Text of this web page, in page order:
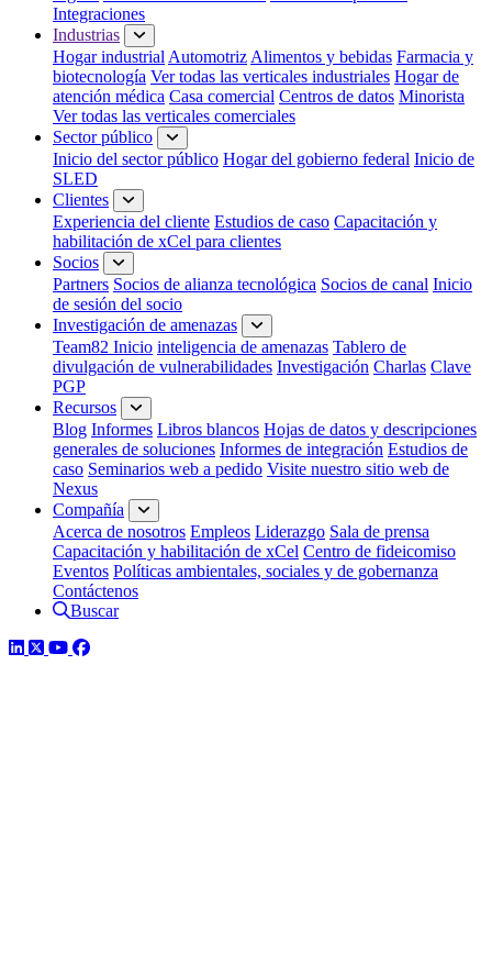
Integraciones
Industrias
Hogar industrial Automotriz Alimentos y bebidas Farmacia y
biotecnología Ver todas las verticales industriales Hogar de
atención médica Casa comercial Centros de datos Minorista
Ver todas las verticales comerciales
Sector público
Inicio del sector público Hogar del gobierno federal Inicio de
SLED
Clientes
Experiencia del cliente Estudios de caso Capacitación y
habilitación de xCel para clientes
Socios
Partners Socios de alianza tecnológica Socios de canal Inicio
de sesión del socio
Investigación de amenazas
Team82 Inicio inteligencia de amenazas Tablero de
divulgación de vulnerabilidades Investigación Charlas Clave
PGP
Recursos
Blog Informes Libros blancos Hojas de datos y descripciones
generales de soluciones Informes de integración Estudios de
caso Seminarios web a pedido Visite nuestro sitio web de
Nexus
Compañía
Acerca de nosotros Empleos Liderazgo Sala de prensa
Capacitación y habilitación de xCel Centro de fideicomiso
Eventos Políticas ambientales, sociales y de gobernanza
Contáctenos
Buscar
LinkedIn
TwitterYouTube
Facebook